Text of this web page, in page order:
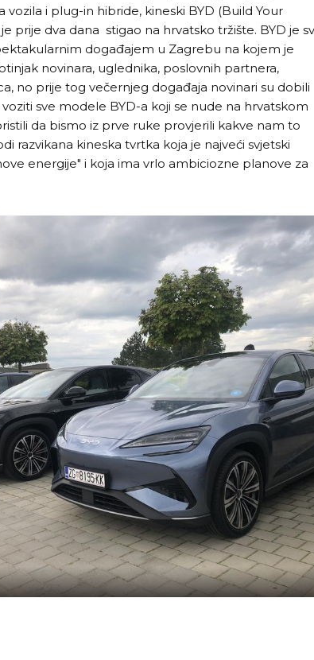
vozila i plug-in hibride, kineski BYD (Build Your
prije dva dana stigao na hrvatsko tržište. BYD je
događajem u Zagrebu na kojem je
novinara, uglednika, poslovnih partnera,
no prije tog večernjeg događaja novinari su dobili
sve modele BYD-a koji se nude na hrvatskom
da bismo iz prve ruke provjerili kakve nam to
razvikana kineska tvrtka koja je najveći svjetski
energije" i koja ima vrlo ambiciozne planove za